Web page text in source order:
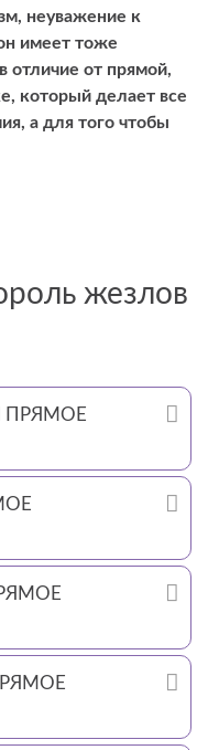
неуважение к
имеет тоже
отличие от прямой,
который делает все
а для того чтобы
жезлов
ПРЯМОЕ